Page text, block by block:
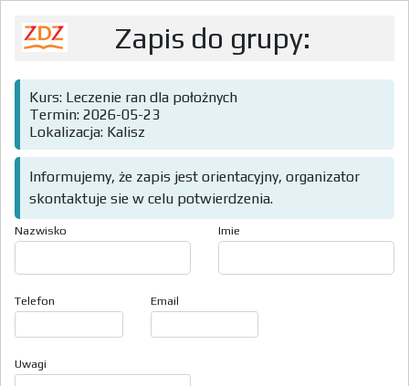
Zapis do grupy:
Kurs: Leczenie ran dla położnych
Termin: 2026-05-23
Lokalizacja: Kalisz
Informujemy, że zapis jest orientacyjny, organizator
skontaktuje sie w celu potwierdzenia.
Nazwisko Imie
Telefon Email
Uwagi